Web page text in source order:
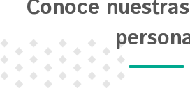
Conoce